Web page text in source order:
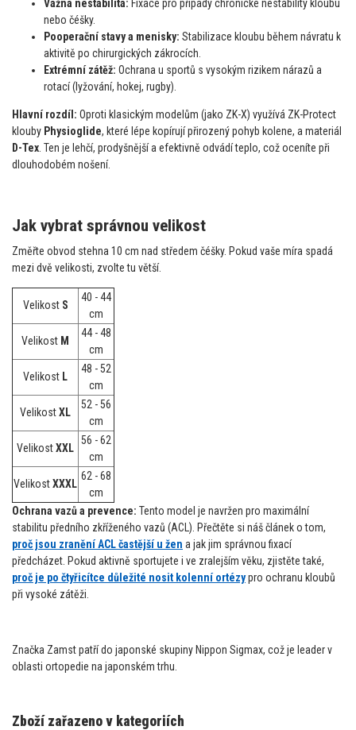
Vážná nestabilita: Fixace pro případy chronické nestability kloubu
nebo čéšky.
Pooperační stavy a menisky: Stabilizace kloubu během návratu k
aktivitě po chirurgických zákrocích.
Extrémní zátěž: Ochrana u sportů s vysokým rizikem nárazů a
rotací (lyžování, hokej, rugby).
Hlavní rozdíl: Oproti klasickým modelům (jako ZK-X) využívá ZK-Protect
klouby Physioglide, které lépe kopírují přirozený pohyb kolene, a materiál
D-Tex. Ten je lehčí, prodyšnější a efektivně odvádí teplo, což oceníte při
dlouhodobém nošení.
Jak vybrat správnou velikost
Změřte obvod stehna 10 cm nad středem čéšky. Pokud vaše míra spadá
mezi dvě velikosti, zvolte tu větší.
Velikost S
40 - 44
cm
Velikost M
44 - 48
cm
Velikost L
48 - 52
cm
VelikostXL
52 - 56
cm
VelikostXXL
56 - 62
cm
VelikostXXXL
62 - 68
cm
Ochrana vazů a prevence: Tento model je navržen pro maximální
stabilitu předního zkříženého vazů (ACL). Přečtěte si náš článek o tom,
proč jsou zranění ACL častější u žen a jak jim správnou fixací
předcházet. Pokud aktivně sportujete i ve zralejším věku, zjistěte také,
proč je po čtyřicítce důležité nosit kolenní ortézypro ochranu kloubů
při vysoké zátěži.
Značka Zamst patří do japonské skupiny Nippon Sigmax, což je leader v
oblasti ortopedie na japonském trhu.
Zboží zařazeno v kategoriích